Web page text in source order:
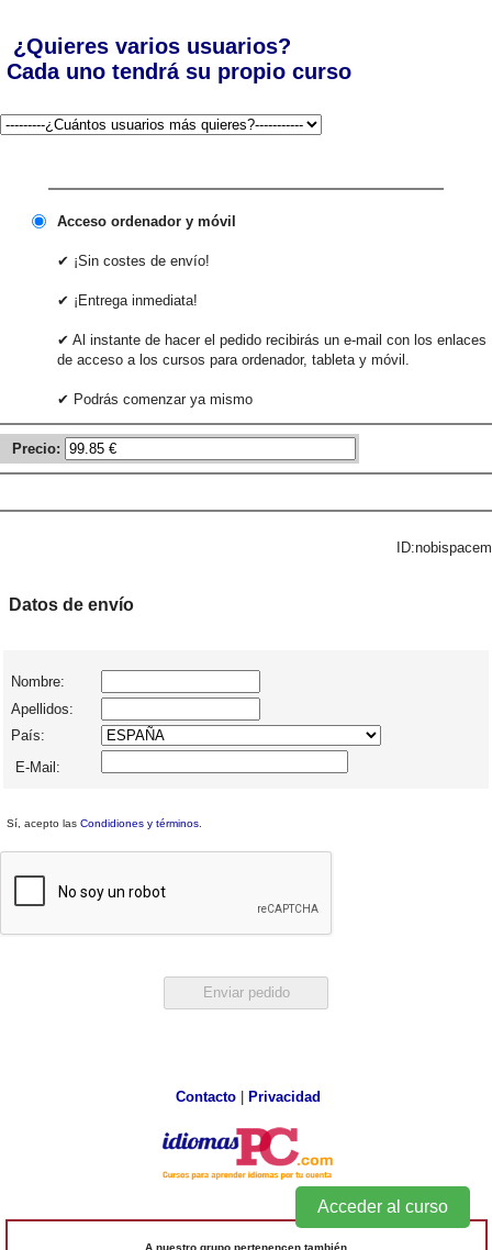
Acceder al curso
¿Quieres varios usuarios?
Cada uno tendrá su propio curso
Acceso ordenador y móvil
✔ ¡Sin costes de envío!
✔ ¡Entrega inmediata!
✔ Al instante de hacer el pedido recibirás un e-mail con los enlaces
de acceso a los cursos para ordenador, tableta y móvil.
✔ Podrás comenzar ya mismo
Precio:
ID:nobispacem
Datos de envío
Nombre:
Apellidos:
País:
E-Mail:
Sí, acepto las Condidiones y términos
Contacto| Privacidad
A nuestro grupo pertenencen también